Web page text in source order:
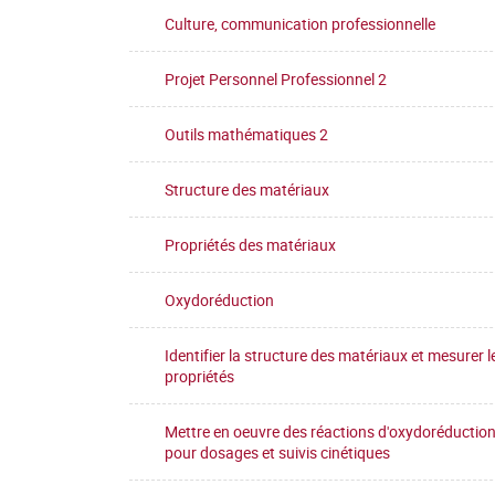
Culture, communication professionnelle
Projet Personnel Professionnel 2
Outils mathématiques 2
Structure des matériaux
Propriétés des matériaux
Oxydoréduction
Identifier la structure des matériaux et mesurer
propriétés
Mettre en oeuvre des réactions d'oxydoréduction
pour dosages et suivis cinétiques